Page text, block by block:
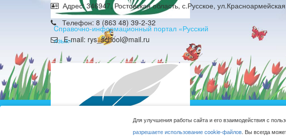
Cправочно-информационный портал «Русский
язык»
Адрес: 346947, Ростовская область, с.Русское,
Телефон: 8 (863 48) 39-2-32
E-mail: rys_school@mail.ru
школа имени
Для улучшения работы сайта и его взаимодействия с
разрешаете использование cookie-файлов. Вы всегда